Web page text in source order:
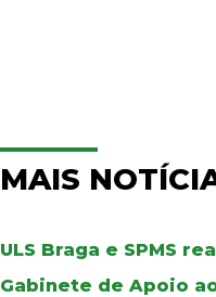
MAIS
ULS Braga e SPMS
Gabinete de Apoio